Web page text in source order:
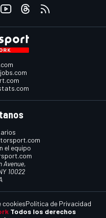
el equipo
Avenue,
10022
Todos los derechos
cookiesPolítica de Privacidad